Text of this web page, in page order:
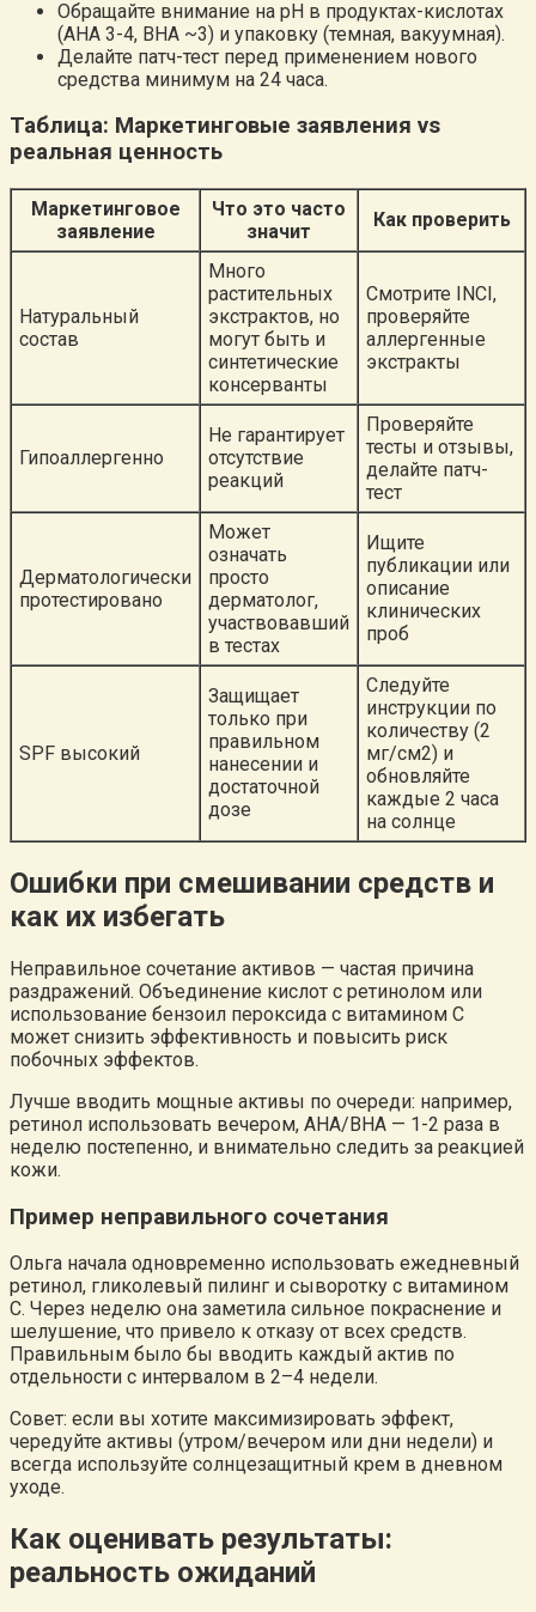
Обращайте внимание на pH в продуктах-кислотах
(AHA 3-4, BHA ~3) и упаковку (темная, вакуумная).
Делайте патч-тест перед применением нового
средства минимум на 24 часа.
Таблица: Маркетинговые заявления vs
реальная ценность
Маркетинговое
заявление
Что это часто
значит
Как проверить
Натуральный
состав
Много
растительных
экстрактов, но
могут быть и
синтетические
консерванты
Смотрите INCI,
проверяйте
аллергенные
экстракты
Гипоаллергенно
Не гарантирует
отсутствие
реакций
Проверяйте
тесты и отзывы,
делайте патч-
тест
Дерматологически
протестировано
Может
означать
просто
дерматолог,
участвовавший
в тестах
Ищите
публикации или
описание
клинических
проб
SPF высокий
Защищает
только при
правильном
нанесении и
достаточной
дозе
Следуйте
инструкции по
количеству (2
мг/см2) и
обновляйте
каждые 2 часа
на солнце
Ошибки при смешивании средств и
как их избегать
Неправильное сочетание активов — частая причина
раздражений. Объединение кислот с ретинолом или
использование бензоил пероксида с витамином C
может снизить эффективность и повысить риск
побочных эффектов.
Лучше вводить мощные активы по очереди: например,
ретинол использовать вечером, AHA/BHA — 1-2 раза в
неделю постепенно, и внимательно следить за реакцией
кожи.
Пример неправильного сочетания
Ольга начала одновременно использовать ежедневный
ретинол, гликолевый пилинг и сыворотку с витамином
C. Через неделю она заметила сильное покраснение и
шелушение, что привело к отказу от всех средств.
Правильным было бы вводить каждый актив по
отдельности с интервалом в 2–4 недели.
Совет: если вы хотите максимизировать эффект,
чередуйте активы (утром/вечером или дни недели) и
всегда используйте солнцезащитный крем в дневном
уходе.
Как оценивать результаты:
реальность ожиданий